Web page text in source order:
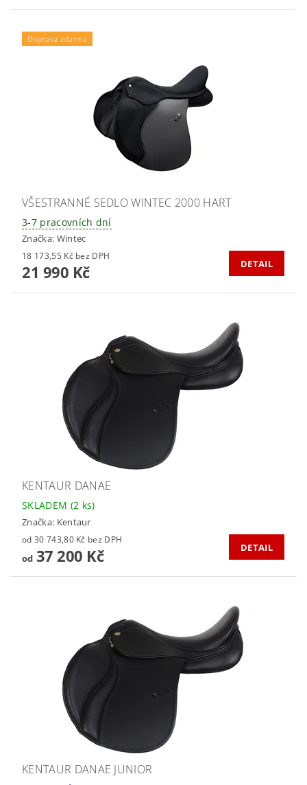
Doprava zdarma
VŠESTRANNÉ SEDLO WINTEC 2000 HART
3-7 pracovních dní
Značka: Wintec
18 173,55 Kč bez DPH
21 990 Kč DETAIL
KENTAUR DANAE
SKLADEM (2 ks)
Značka: Kentaur
od 30 743,80 Kč bez DPH
od37 200 Kč DETAIL
KENTAUR DANAE JUNIOR